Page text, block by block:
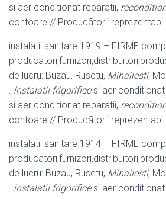
si aer conditionat reparatii,
contoare // Producãtorii reprezentaþi
instalatii sanitare 1919 – FIRME
producatori,furnizori,distribuitori,
de lucru: Buzau, Rusetu, Mihailesti,
instalatii frigorificesi aer
si aer conditionat reparatii,
contoare // Producãtorii reprezentaþi
instalatii sanitare 1914 – FIRME
producatori,furnizori,distribuitori,
de lucru: Buzau, Rusetu, Mihailesti,
instalatii frigorificesi aer